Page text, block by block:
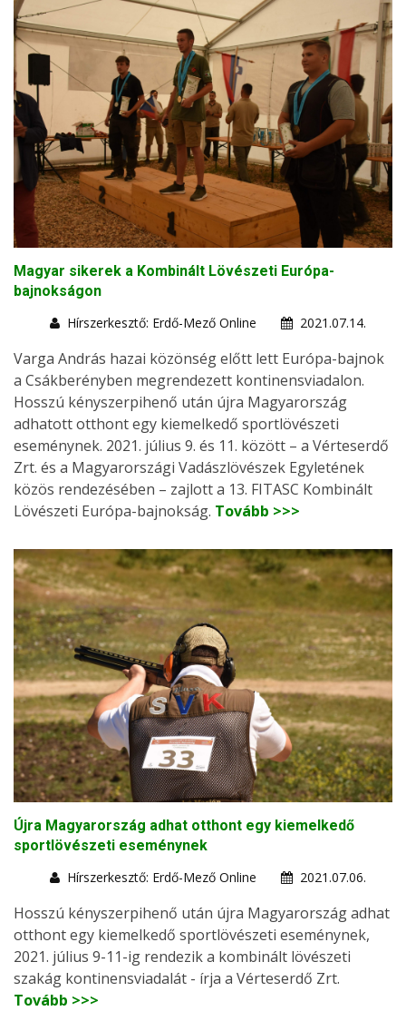
Magyar sikerek a Kombinált Lövészeti Európa-
bajnokságon
Hírszerkesztő: Erdő-Mező Online
2021.07.14.
Varga András hazai közönség előtt lett Európa-bajnok
a Csákberényben megrendezett kontinensviadalon.
Hosszú kényszerpihenő után újra Magyarország
adhatott otthont egy kiemelkedő sportlövészeti
eseménynek. 2021. július 9. és 11. között – a Vérteserdő
Zrt. és a Magyarországi Vadászlövészek Egyletének
közös rendezésében – zajlott a 13. FITASC Kombinált
Lövészeti Európa-bajnokság. Tovább >>>
Újra Magyarország adhat otthont egy kiemelkedő
sportlövészeti eseménynek
Hírszerkesztő: Erdő-Mező Online
2021.07.06.
Hosszú kényszerpihenő után újra Magyarország adhat
otthont egy kiemelkedő sportlövészeti eseménynek,
2021. július 9-11-ig rendezik a kombinált lövészeti
szakág kontinensviadalát - írja a Vérteserdő Zrt.
Tovább >>>